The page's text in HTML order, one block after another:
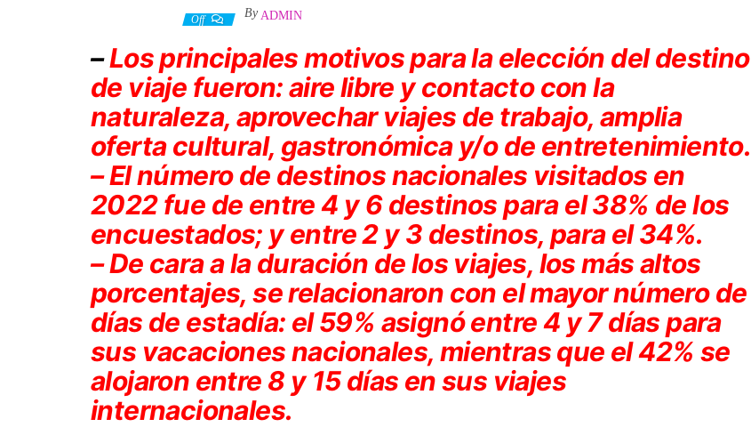
Off By ADMIN
–Los principales motivos para la elección del destino
de viaje fueron: aire libre y contacto con la
naturaleza, aprovechar viajes de trabajo, amplia
oferta cultural, gastronómica y/o de entretenimiento.
– El número de destinos nacionales visitados en
2022 fue de entre 4 y 6 destinos para el 38% de los
encuestados; y entre 2 y 3 destinos, para el 34%.
– De cara a la duración de los viajes, los más altos
porcentajes, se relacionaron con el mayor número de
días de estadía: el 59% asignó entre 4 y 7 días para
sus vacaciones nacionales, mientras que el 42% se
alojaron entre 8 y 15 días en sus viajes
internacionales.